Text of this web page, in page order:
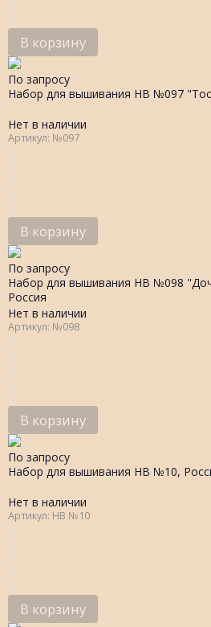
В корзину
По запросу
Набор для вышивания НВ №097
Нет в наличии
Артикул: №097
В корзину
По запросу
Набор для вышивания НВ №098
Россия
Нет в наличии
Артикул: №098
В корзину
По запросу
Набор для вышивания НВ №10,
Нет в наличии
Артикул: НВ №10
В корзину